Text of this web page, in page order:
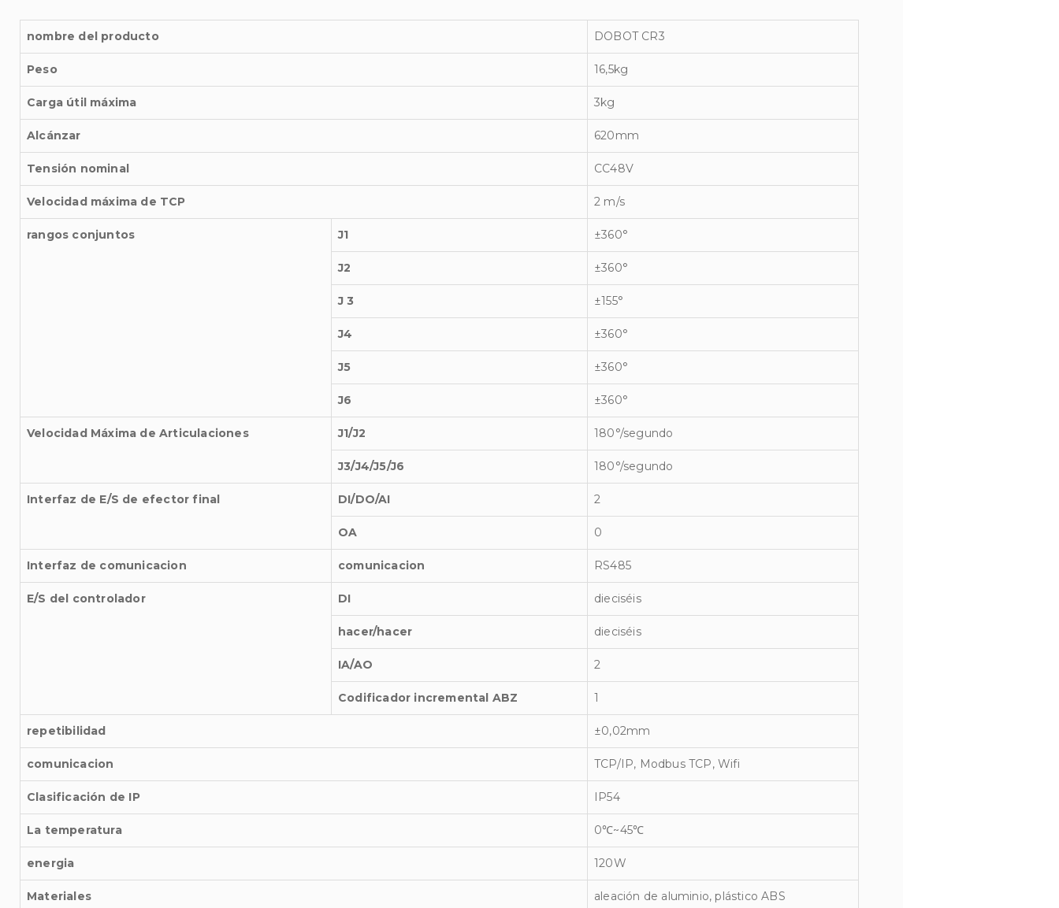
nombre del producto DOBOT CR3
Peso 16,5kg
Carga útil máxima 3kg
Alcánzar 620mm
Tensión nominal CC48V
Velocidad máxima de TCP 2 m/s
rangos conjuntos J1 ±360°
J2 ±360°
J 3 ±155°
J4 ±360°
J5 ±360°
J6 ±360°
Velocidad Máxima de Articulaciones J1/J2 180°/segundo
J3/J4/J5/J6 180°/segundo
Interfaz de E/S de efector final DI/DO/AI 2
OA 0
Interfaz de comunicacion comunicacion RS485
E/S del controlador DI dieciséis
hacer/hacer dieciséis
IA/AO 2
Codificador incremental ABZ 1
repetibilidad ±0,02mm
comunicacion TCP/IP, Modbus TCP, Wifi
Clasificación de IP IP54
La temperatura 0℃~45℃
energia 120W
Materiales aleación de aluminio, plástico ABS